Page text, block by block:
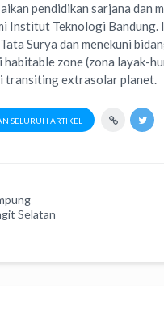
pendidikan sarjana dan
Institut Teknologi Bandung.
Surya dan menekuni
habitable zone (zona layak-
transiting extrasolar planet.
SELURUH ARTIKEL
Selatan